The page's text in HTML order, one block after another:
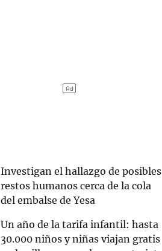
Investigan el hallazgo de posibles
restos humanos cerca de la cola
del embalse de Yesa
Un año de la tarifa infantil: hasta
30.000 niños y niñas viajan gratis